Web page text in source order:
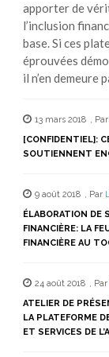
apporter de
l’inclusion
base. Si ces
éprouvées
il n’en demeure
13 mars 2018 , Par
[CONFIDENTIEL]:
SOUTIENNENT
9 août 2018 , Par
ÉLABORATION DE
FINANCIÈRE: LA
FINANCIÈRE AU
24 août 2018 , Par
ATELIER DE
LA PLATEFORME
ET SERVICES DE